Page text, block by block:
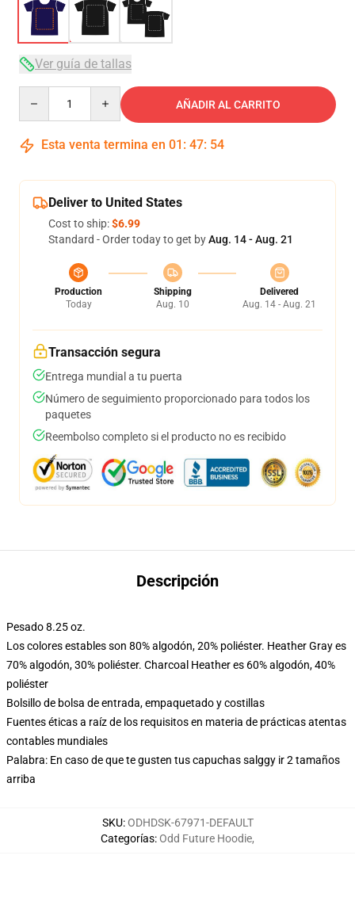
Ver guía de tallas
AÑADIR AL CARRITO
Esta venta termina en 01 : 47: 53
Deliver to United States
Cost to ship:$6.99
Standard - Order today to get byAug. 14 - Aug. 21
Production
Today
Shipping
Aug. 10
Delivered
Aug. 14 - Aug. 21
Transacción segura
Entrega mundial a tu puerta
Número de seguimiento proporcionado para todos los
paquetes
Reembolso completo si el producto no es recibido
Descripción
Pesado 8.25 oz.
Los colores estables son 80% algodón, 20% poliéster. Heather Gray es
70% algodón, 30% poliéster. Charcoal Heather es 60% algodón, 40%
poliéster
Bolsillo de bolsa de entrada, empaquetado y costillas
Fuentes éticas a raíz de los requisitos en materia de prácticas atentas
contables mundiales
Palabra: En caso de que te gusten tus capuchas salggy ir 2 tamaños
arriba
SKU:ODHDSK-67971-DEFAULT
Categorías:Odd Future Hoodie,